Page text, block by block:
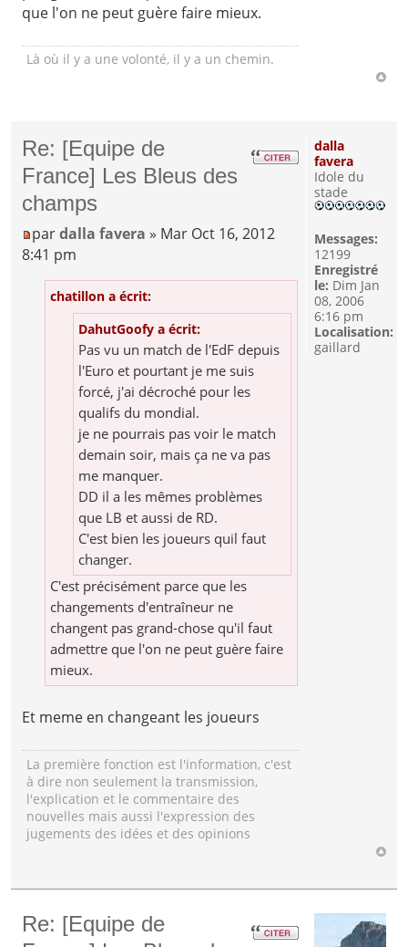
que l'on ne peut guère faire mieux.
Là où il y a une volonté, il y a un chemin.
Re: [Equipe de
France] Les Bleus des
champs
pardalla favera » Mar Oct 16, 2012
8:41 pm
chatillon a écrit:
DahutGoofy a écrit:
Pas vu un match de l'EdF depuis
l'Euro et pourtant je me suis
forcé, j'ai décroché pour les
qualifs du mondial.
je ne pourrais pas voir le match
demain soir, mais ça ne va pas
me manquer.
DD il a les mêmes problèmes
que LB et aussi de RD.
C'est bien les joueurs quil faut
changer.
C'est précisément parce que les
changements d'entraîneur ne
changent pas grand-chose qu'il faut
admettre que l'on ne peut guère faire
mieux.
Et meme en changeant les joueurs
La première fonction est l'information, c'est
à dire non seulement la transmission,
l'explication et le commentaire des
nouvelles mais aussi l'expression des
jugements des idées et des opinions
dalla
favera
Idole du
stade
Messages:
12199
Enregistré
le: Dim Jan
08, 2006
6:16 pm
Localisation:
gaillard
Re: [Equipe de